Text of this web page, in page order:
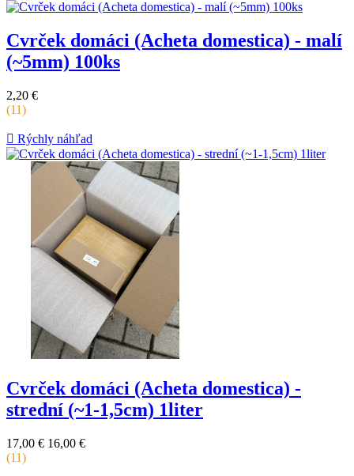
Cvrček domáci (Acheta domestica) - malí
(~5mm) 100ks
Cena
za
2,20 €
(11)
 Rýchly náhľad
Cvrček domáci (Acheta domestica) -
strední (~1-1,5cm) 1liter
Základná
cena
17,00 € Cena
16,00 €
(11)